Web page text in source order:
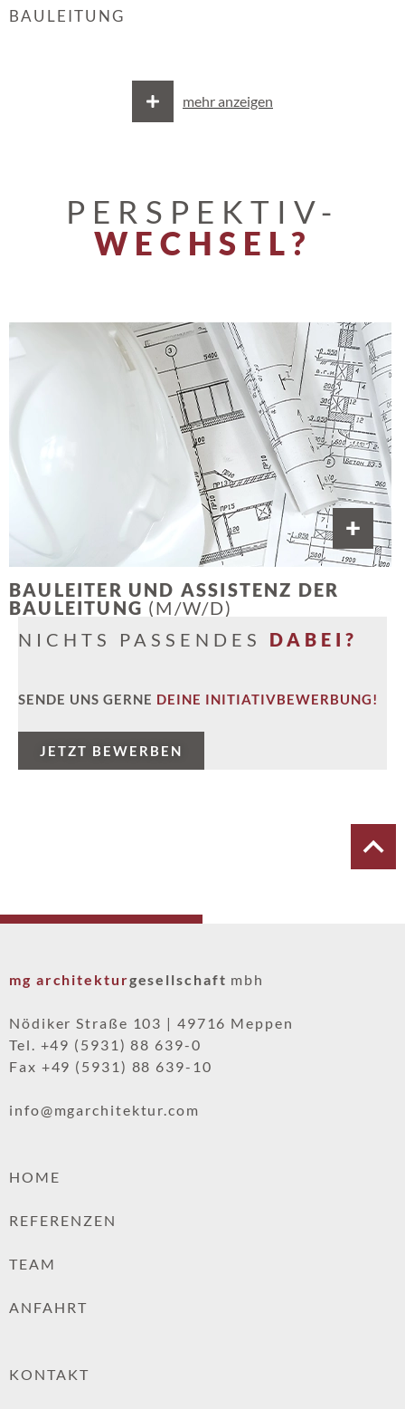
BAULEITUNG
ELLEN
ASSISTENZ DER BAULEITUNG
STEFFEN SAND
mehr anzeigen
PERSPEKTIV-
WECHSEL?
BAULEITER UND ASSISTENZ DER
BAULEITUNG (M/W/D)
NICHTS PASSENDES DABEI?
SENDE UNS GERNE DEINE INITIATIVBEWERBUNG!
JETZT BEWERBEN
mg architekturgesellschaft mbh
Nödiker Straße 103 | 49716 Meppen
Tel. +49 (5931) 88 639-0
Fax +49 (5931) 88 639-10
info@mgarchitektur.com
HOME
REFERENZEN
TEAM
ANFAHRT
KONTAKT